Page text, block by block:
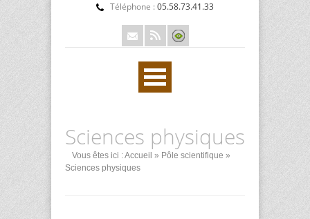
Téléphone : 05.58.73.41.33
Sciences physiques
Vous êtes ici :Accueil » Pôle scientifique »
Sciences physiques